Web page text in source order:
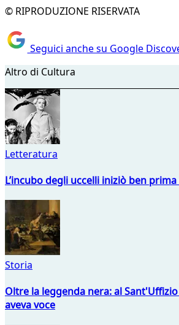
© RIPRODUZIONE RISERVATA
Seguici anche su Google
Altro di Cultura
Letteratura
L’incubo degli uccelli iniziò ben
Storia
Oltre la leggenda nera: al
aveva voce